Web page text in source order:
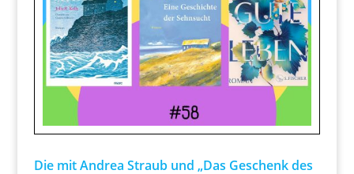
Die mit Andrea Straub und „Das Geschenk des